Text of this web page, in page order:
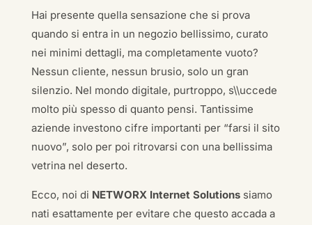
Hai presente quella sensazione che si prova
quando si entra in un negozio bellissimo, curato
nei minimi dettagli, ma completamente vuoto?
Nessun cliente, nessun brusio, solo un gran
silenzio. Nel mondo digitale, purtroppo, s\\uccede
molto più spesso di quanto pensi. Tantissime
aziende investono cifre importanti per “farsi il sito
nuovo”, solo per poi ritrovarsi con una bellissima
vetrina nel deserto.
Ecco, noi di NETWORX Internet Solutionssiamo
nati esattamente per evitare che questo accada a